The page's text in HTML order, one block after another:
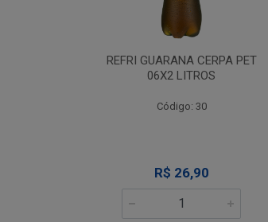
REFRI GUARANA CERPA PET
06X1 LITRO
Código: 35
R$ 17,90